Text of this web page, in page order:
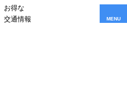
お得な
交通情報
MENU